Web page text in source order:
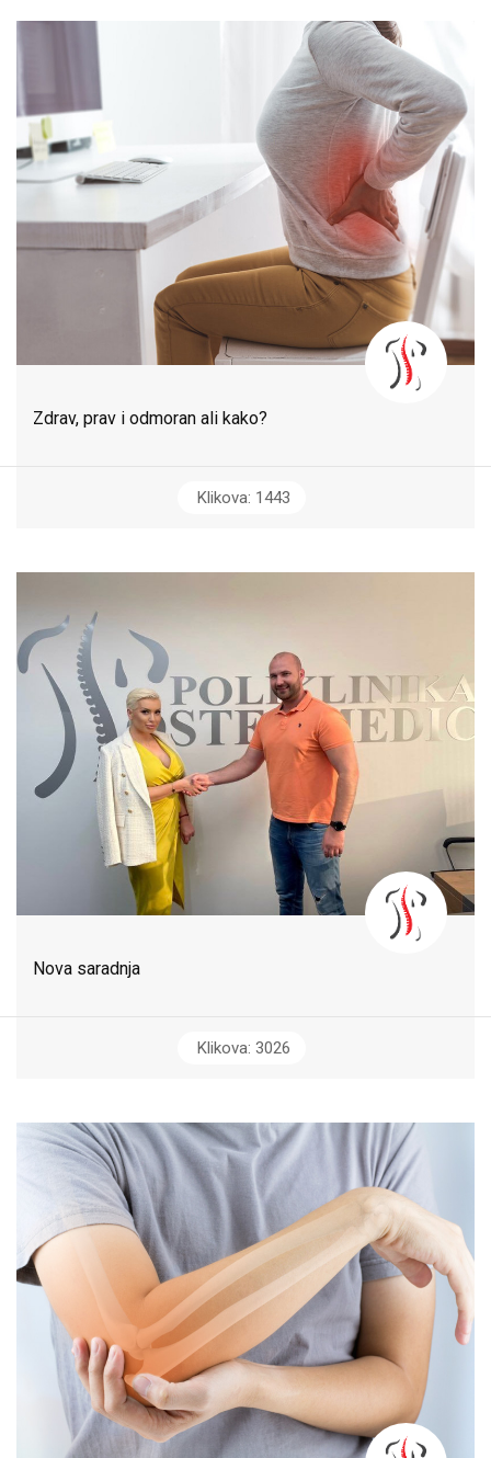
Zdrav, prav i odmoran ali kako?
Klikova: 1443
Nova saradnja
Klikova: 3026